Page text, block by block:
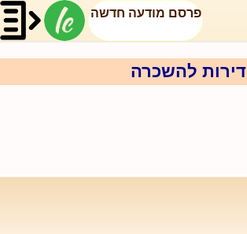
פרסם מודעה חדשה
דירות להשכרה